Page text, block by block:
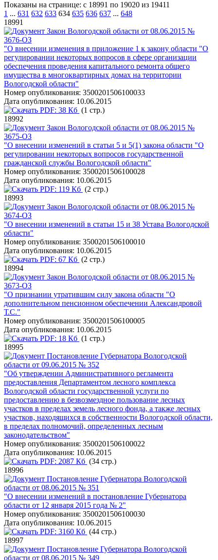
Показаны на странице: с 18991 по 19020 из 19411
1 ... 631 632 633 634 635 636 637 ... 648
18991
Закон Вологодской области от 08.06.2015 №
3676-ОЗ
"О внесении изменения в приложение 1 к закону области "О
регулировании некоторых вопросов в сфере организации
обеспечения проведения капитального ремонта общего
имущества в многоквартирных домах на территории
Вологодской области"
Номер опубликования: 3500201506100033
Дата опубликования: 10.06.2015
PDF: 38 Кб (1 стр.)
18992
Закон Вологодской области от 08.06.2015 №
3675-ОЗ
"О внесении изменений в статьи 5 и 5(1) закона области "О
регулировании некоторых вопросов государственной
гражданской службы Вологодской области"
Номер опубликования: 3500201506100028
Дата опубликования: 10.06.2015
PDF: 119 Кб (2 стр.)
18993
Закон Вологодской области от 08.06.2015 №
3674-ОЗ
"О внесении изменений в статьи 15 и 38 Устава Вологодской
области"
Номер опубликования: 3500201506100010
Дата опубликования: 10.06.2015
PDF: 67 Кб (2 стр.)
18994
Закон Вологодской области от 08.06.2015 №
3673-ОЗ
"О признании утратившим силу закона области "О
дополнительном пенсионном обеспечении Александровой
Т.С."
Номер опубликования: 3500201506100005
Дата опубликования: 10.06.2015
PDF: 18 Кб (1 стр.)
18995
Постановление Губернатора Вологодской
области от 09.06.2015 № 352
"Об утверждении Административного регламента
предоставления Департаментом лесного комплекса
Вологодской области государственной услуги по
предоставлению в безвозмездное пользование лесных
участков в пределах земель лесного фонда, а также лесных
участков, находящихся в собственности Вологодской области,
в пределах полномочий, определенных лесным
законодательством"
Номер опубликования: 3500201506100022
Дата опубликования: 10.06.2015
PDF: 2087 Кб (34 стр.)
18996
Постановление Губернатора Вологодской
области от 08.06.2015 № 351
"О внесении изменений в постановление Губернатора
области от 12 января 2015 года № 2"
Номер опубликования: 3500201506100030
Дата опубликования: 10.06.2015
PDF: 3160 Кб (44 стр.)
18997
Постановление Губернатора Вологодской
области от 08.06.2015 № 349